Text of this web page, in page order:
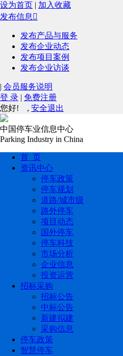
设为首页 | 加入收藏
发布信息 
发布产品与服务
发布企业动态
发布项目案例
发布企业访谈
| 会员服务说明
登 录 | 免费注册
您好!
, 安全退出
中国停车业信息中心
Parking Industry in China
首 页
资讯中心
停车政策
停车规划
道路/城市级
路外停车
项目动态
国外停车
停车科技
市场分析
企业信息
投资运营
招标采购
招标公告
中标公告
新建拟建
采购信息
停车政策
智慧停车